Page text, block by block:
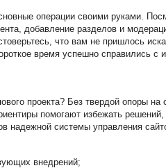
операции своими руками.
добавление разделов и
что вам не пришлось
время успешно справились с
проекта? Без твердой опоры на
помогают избежать решений,
надежной системы управления
внедрений;